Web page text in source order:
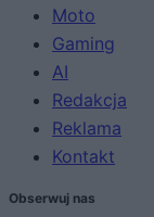
Moto
Gaming
AI
Redakcja
Reklama
Kontakt
Obserwuj nas